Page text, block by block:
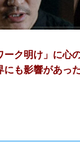
ーク明け」に心
も影響があっ